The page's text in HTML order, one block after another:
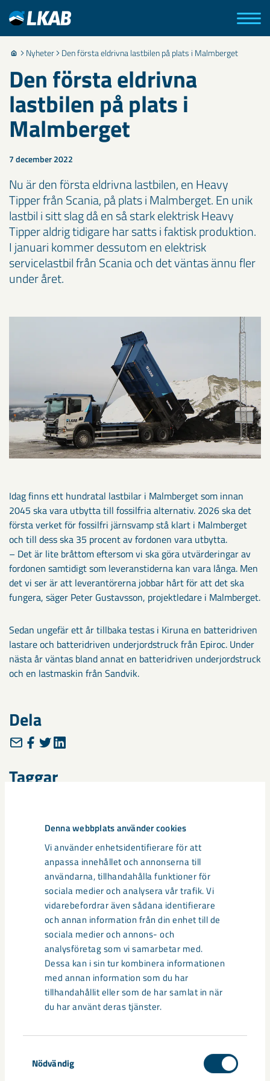
Denna webbplats använder cookies
Vi använder enhetsidentifierare för att
anpassa innehållet och annonserna till
användarna, tillhandahålla funktioner för
sociala medier och analysera vår trafik. Vi
vidarebefordrar även sådana identifierare
och annan information från din enhet till de
sociala medier och annons- och
analysföretag som vi samarbetar med.
Dessa kan i sin tur kombinera informationen
med annan information som du har
tillhandahållit eller som de har samlat in när
du har använt deras tjänster.
Nödvändig
Nyheter Den första eldrivna lastbilen på plats i Malmberget
Den första eldrivna
lastbilen på plats i
Malmberget
7 december 2022
Nu är den första eldrivna lastbilen, en Heavy
Tipper från Scania, på plats i Malmberget. En unik
lastbil i sitt slag då en så stark elektrisk Heavy
Tipper aldrig tidigare har satts i faktisk produktion.
I januari kommer dessutom en elektrisk
servicelastbil från Scania och det väntas ännu fler
under året.
Idag finns ett hundratal lastbilar i Malmberget som innan
2045 ska vara utbytta till fossilfria alternativ. 2026 ska det
första verket för fossilfri järnsvamp stå klart i Malmberget
och till dess ska 35 procent av fordonen vara utbytta.
– Det är lite bråttom eftersom vi ska göra utvärderingar av
fordonen samtidigt som leveranstiderna kan vara långa. Men
det vi ser är att leverantörerna jobbar hårt för att det ska
fungera, säger Peter Gustavsson, projektledare i Malmberget.
Sedan ungefär ett år tillbaka testas i Kiruna en batteridriven
lastare och batteridriven underjordstruck från Epiroc. Under
nästa år väntas bland annat en batteridriven underjordstruck
och en lastmaskin från Sandvik.
Dela
Taggar
Relaterat innehåll